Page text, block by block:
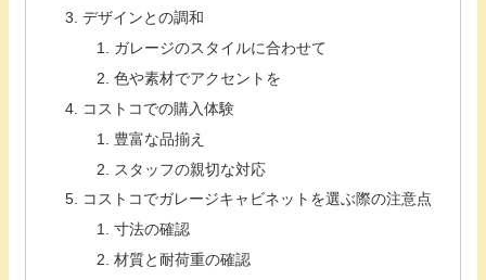
デザインとの調和
ガレージのスタイルに合わせて
色や素材でアクセントを
コストコでの購入体験
豊富な品揃え
スタッフの親切な対応
コストコでガレージキャビネットを選ぶ際の注意点
寸法の確認
材質と耐荷重の確認